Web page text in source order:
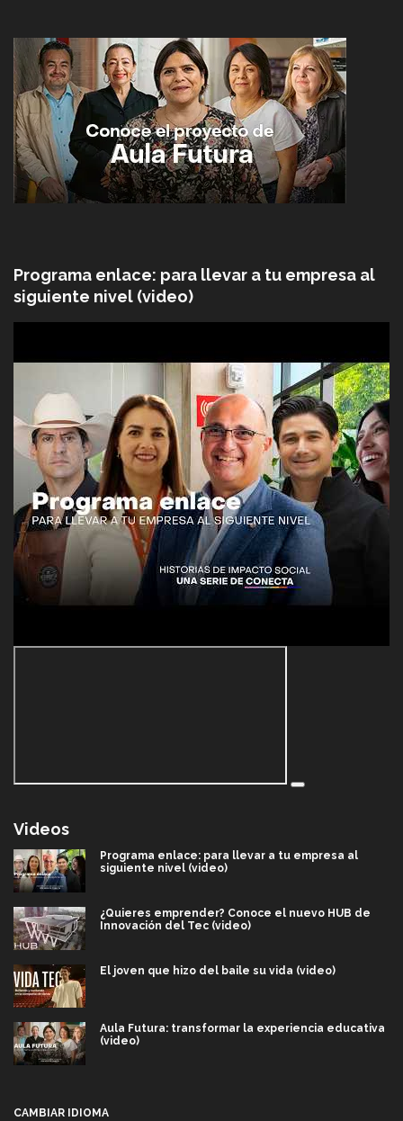
Programa enlace: para llevar a tu empresa al
siguiente nivel (video)
Videos
Programa enlace: para llevar a tu empresa al
siguiente nivel (video)
¿Quieres emprender? Conoce el nuevo HUB de
Innovación del Tec (video)
El joven que hizo del baile su vida (video)
Aula Futura: transformar la experiencia educativa
(video)
CAMBIAR IDIOMA